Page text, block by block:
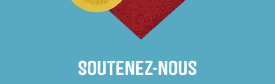
Soutenez-nous